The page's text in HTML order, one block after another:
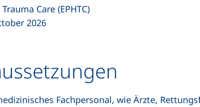
Care (EPHTC)
2026
Fachpersonal, wie Ärzte,